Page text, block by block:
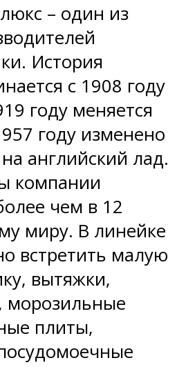
– один из
История
с 1908 году
году меняется
году изменено
английский лад.
компании
чем в 12
миру. В линейке
встретить малую
вытяжки,
морозильные
плиты,